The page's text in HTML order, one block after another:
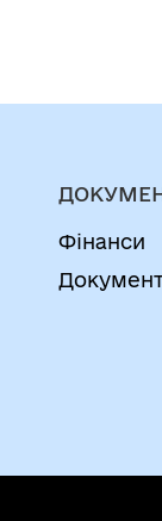
Фінанси